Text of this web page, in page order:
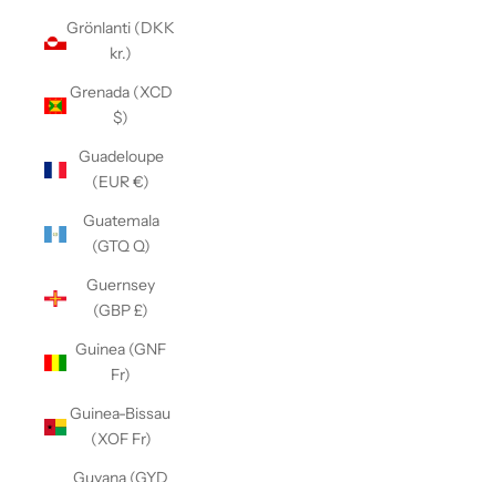
Grönlanti (DKK
kr.)
Grenada (XCD
$)
Guadeloupe
(EUR €)
Guatemala
(GTQ Q)
Guernsey
(GBP £)
Guinea (GNF
Fr)
Guinea-Bissau
(XOF Fr)
Guyana (GYD